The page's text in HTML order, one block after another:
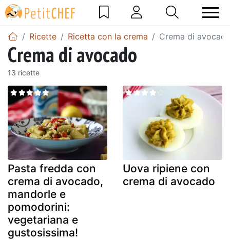
Ricette Ricetta con la crema Crema di
Crema di avocado
13 ricette
Pasta fredda con
crema di avocado,
mandorle e
pomodorini:
vegetariana e
gustosissima!
Uova ripiene con
crema di avocado